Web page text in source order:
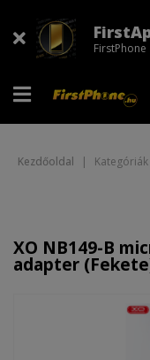
FirstPhone
Kezdőoldal | Kategóriák
XO NB149-B
adapter